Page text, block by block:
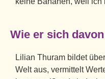
Wie er sich
Lilian Thuram bildet
Welt aus, vermittelt